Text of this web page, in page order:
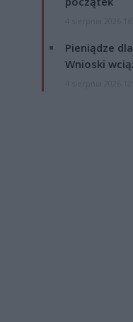
Pieniądze
Wnioski